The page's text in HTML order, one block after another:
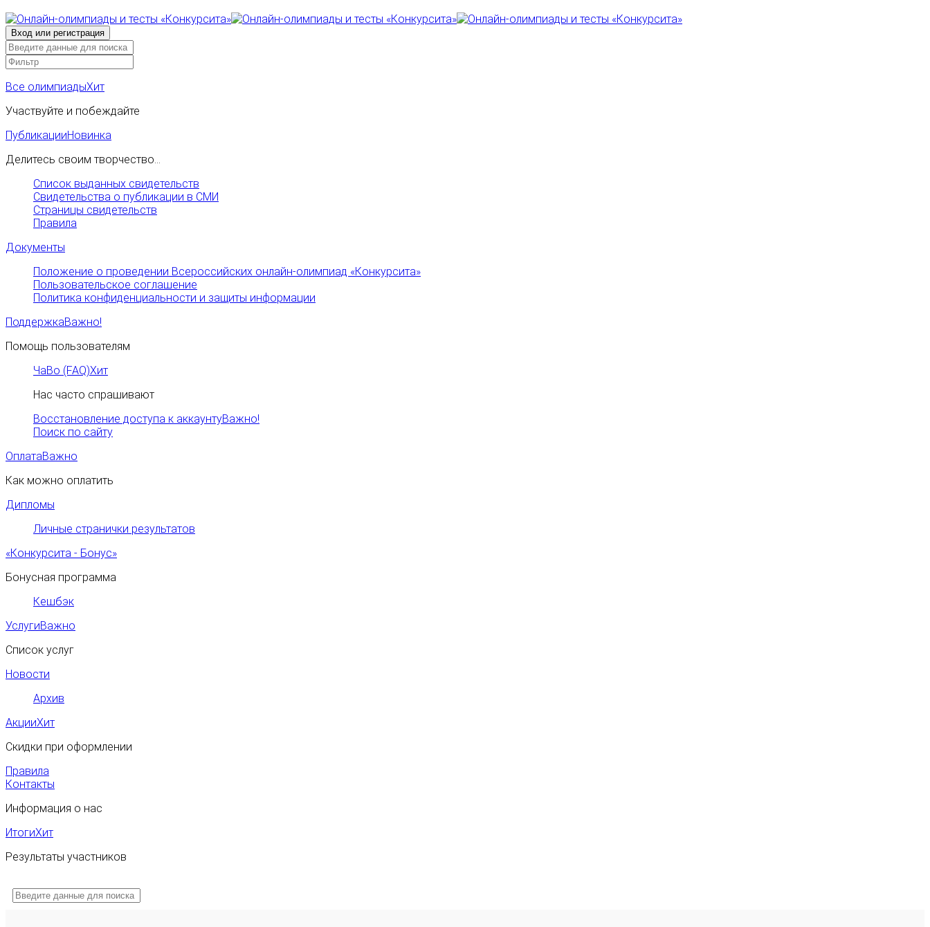
Все олимпиадыХит
Участвуйте и побеждайте
ПубликацииНовинка
Делитесь своим творчество...
Список выданных свидетельств
Свидетельства о публикации в СМИ
Страницы свидетельств
Правила
Документы
Положение о проведении Всероссийских онлайн-олимпиад «Конкурсита»
Пользовательское соглашение
Политика конфиденциальности и защиты информации
ПоддержкаВажно!
Помощь пользователям
ЧаВо (FAQ)Хит
Нас часто спрашивают
Восстановление доступа к аккаунтуВажно!
Поиск по сайту
ОплатаВажно
Как можно оплатить
Дипломы
Личные странички результатов
«Конкурсита - Бонус»
Бонусная программа
Кешбэк
УслугиВажно
Список услуг
Новости
Архив
АкцииХит
Скидки при оформлении
Правила
Контакты
Информация о нас
ИтогиХит
Результаты участников